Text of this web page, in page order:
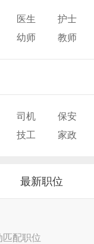
医生 护士
幼师 教师
司机 保安
技工 家政
最新职位
匹配职位